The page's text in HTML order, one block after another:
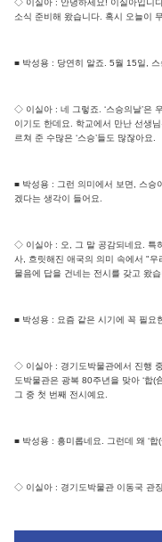
◇ 이실아 : 안녕하세요! 이실아입니
소식 준비해 왔습니다. 혹시 오늘이
■ 박성용 : 당연히 알죠. 5월 15일, 스
◇ 이실아 : 네 그렇죠. ‘스승의날’은
이기도 한데요. 학교에서 만난 선생
르쳐 준 수많은 ‘스승’들도 많잖아요.
■ 박성용 : 그런 의미에서 보면, 스승
겠다는 생각이 들어요.
◇ 이실아 : 오, 그 말 공감되네요. 특
사, 흐릿해진 애국의 의미 속에서 "
물음에 답을 건네는 전시를 갖고 왔습
■ 박성용 : 요즘 같은 시기에 꼭 필요
◇ 이실아 : 경기도박물관에서 진행
도박물관은 광복 80주년을 맞아 ‘합(
그 중 첫 번째 전시예요.
■ 박성용 : 흥미롭네요. 그런데 왜 ‘합
◇ 이실아 : 경기도박물관 이동국 관